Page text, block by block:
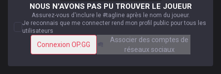
NOUS N'AVONS PAS PU TROUVER LE JOUEUR
Assurez-vous d'inclure le #tagline après le nom du joueur.
Je reconnais que me connecter rend mon profil public pour tous les
utilisateurs
Connexion OP.GG
Associer des comptes de
réseaux sociaux